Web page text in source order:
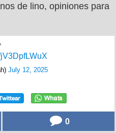
de lino, opiniones para
July 12, 2025
0